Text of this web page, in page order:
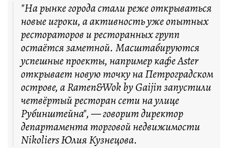
"На рынке города стали реже открываться
новые игроки, а активность уже опытных
рестораторов и ресторанных групп
остаётся заметной. Масштабируются
успешные проекты, например кафе Aster
открывает новую точку на Петроградском
острове, а Ramen&Wok by Gaijin запустили
четвёртый ресторан сети на улице
Рубинштейна", — говорит директор
департамента торговой недвижимости
Nikoliers Юлия Кузнецова.